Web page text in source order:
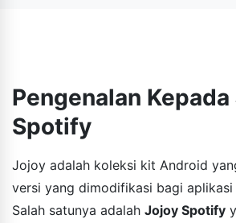
Pengenalan
Spotify
Jojoy adalah koleksi kit Android
versi yang dimodifikasi bagi aplikasi
Salah satunya adalah Jojoy Spotify